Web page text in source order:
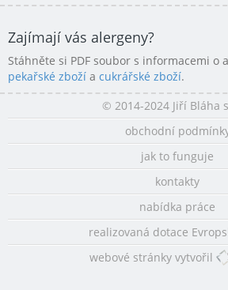
Zajímají vás alergeny?
Stáhněte si PDF soubor s informacemi o
pekařské zboží a cukrářské zboží.
© 2014-2024 Jiří Bláha
obchodní
jak to funguje
kontakty
nabídka práce
realizovaná dotace
webové stránky vytvořil